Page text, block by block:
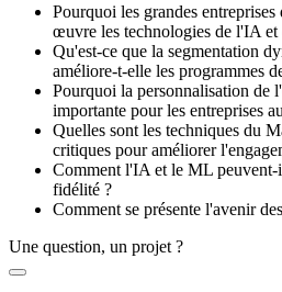
Pourquoi les grandes
œuvre les technologies de l'IA
Qu'est-ce que la segmentation
améliore-t-elle les programmes
Pourquoi la personnalisation de
importante pour les entreprises
Quelles sont les techniques du
critiques pour améliorer
Comment l'IA et le ML peuvent-
fidélité ?
Comment se présente l'avenir
Une question, un projet ?